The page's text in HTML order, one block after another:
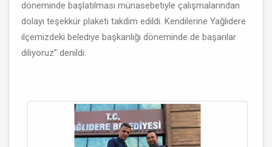
döneminde başlatılması münasebetiyle çalışmalarından
dolayı teşekkür plaketi takdim edildi. Kendilerine Yağlıdere
ilçemizdeki belediye başkanlığı döneminde de başarılar
diliyoruz” denildi.